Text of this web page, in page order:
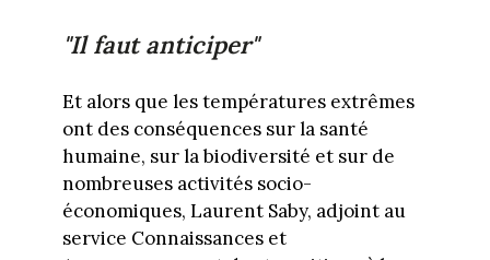
"Il faut anticiper"
Et alors que les températures extrêmes
ont des conséquences sur la santé
humaine, sur la biodiversité et sur de
nombreuses activités socio-
économiques, Laurent Saby, adjoint au
service Connaissances et